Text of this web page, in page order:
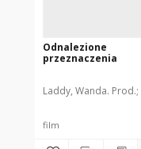
Odnalezione
przeznaczenia
Laddy, Wanda. Prod.
film